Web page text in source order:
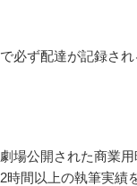
必ず配達が記録さ
場公開された商業
時間以上の執筆実績